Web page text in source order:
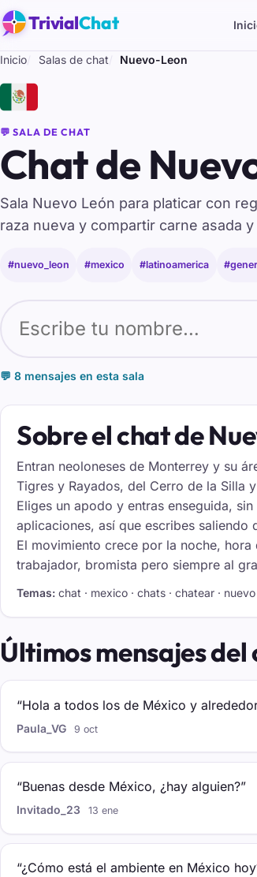
TrivialChat
Inicio Salas de chat Nuevo-Leon
🇲🇽
💬 SALA DE CHAT
Chat de
Sala Nuevo León para platicar con
raza nueva y compartir carne asada
#nuevo_leon #mexico #latinoamerica
💬 8 mensajes en esta sala
Sobre el chat de
Entran neoloneses de Monterrey y su
Tigres y Rayados, del Cerro de la Silla
Eliges un apodo y entras enseguida,
aplicaciones, así que escribes
El movimiento crece por la noche,
trabajador, bromista pero siempre al
Temas: chat · mexico · chats · chatear ·
Últimos mensajes del
“Hola a todos los de México y
Paula_VG 9 oct
“Buenas desde México, ¿hay alguien?”
Invitado_23 13 ene
“¿Cómo está el ambiente en México